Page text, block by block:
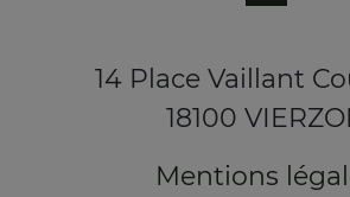
14 Place Vaillant
18100
Mentions